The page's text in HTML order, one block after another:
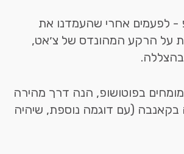
- לפעמים אחרי שהעמדנו את
על הרקע המהונדס של צ׳אט,
מומחים בפוטושופ, הנה דרך מהירה
(עם דוגמה נוספת, שיהיה